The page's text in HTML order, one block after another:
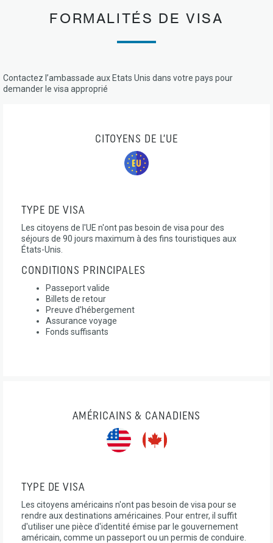
FORMALITÉS DE VISA
Contactez l’ambassade aux Etats Unis dans votre pays pour
demander le visa approprié
CITOYENS DE L’UE
TYPE DE VISA
Les citoyens de l'UE n'ont pas besoin de visa pour des
séjours de 90 jours maximum à des fins touristiques aux
États-Unis.
CONDITIONS PRINCIPALES
Passeport valide
Billets de retour
Preuve d'hébergement
Assurance voyage
Fonds suffisants
AMÉRICAINS & CANADIENS
TYPE DE VISA
Les citoyens américains n'ont pas besoin de visa pour se
rendre aux destinations américaines. Pour entrer, il suffit
d'utiliser une pièce d'identité émise par le gouvernement
américain, comme un passeport ou un permis de conduire.